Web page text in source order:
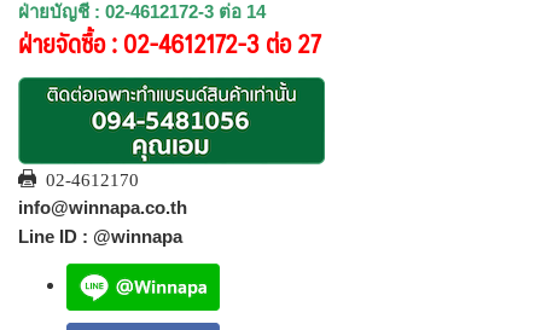
ฝ่ายบัญชี : 02-4612172-3 ต่อ 14
ฝ่ายจัดซื้อ : 02-4612172-3 ต่อ 27
02-4612170
info@winnapa.co.th
Line ID : @winnapa